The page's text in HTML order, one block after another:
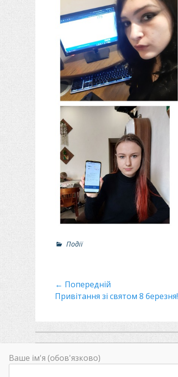
Р
л
Події
Навігація
записів
← Попередній
Минулий
Привітання зі святом 8 березня!
Ваше ім'я (обов'язково)